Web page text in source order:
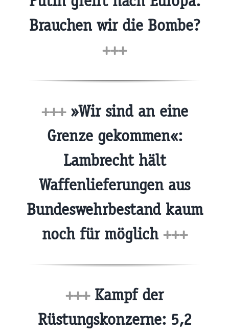
Brauchen wir die Bombe?
+++
+++»Wir sind an eine
Grenze gekommen«:
Lambrecht hält
Waffenlieferungen aus
Bundeswehrbestand kaum
noch für möglich +++
+++Kampf der
Rüstungskonzerne: 5,2